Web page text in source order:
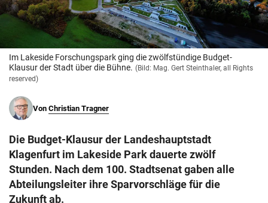
© Krone Multimedia GmbH & Co KG 2026
Muthgasse 2, 1190 Wien
Im Lakeside Forschungspark ging die zwölfstündige Budget-
Klausur der Stadt über die Bühne. (Bild: Mag. Gert Steinthaler, all Rights
reserved)
Von Christian Tragner
Die Budget-Klausur der Landeshauptstadt
Klagenfurt im Lakeside Park dauerte zwölf
Stunden. Nach dem 100. Stadtsenat gaben alle
Abteilungsleiter ihre Sparvorschläge für die
Zukunft ab.